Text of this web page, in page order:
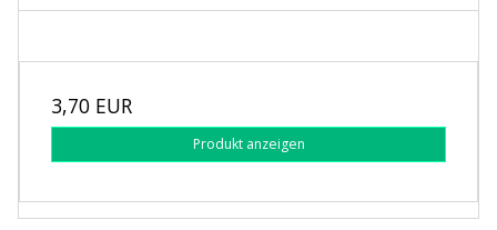
3,70 EUR
Produkt anzeigen